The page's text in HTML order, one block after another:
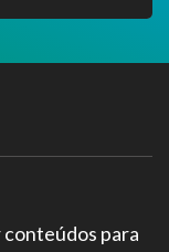
conteúdos para